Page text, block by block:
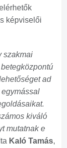
képviselői
szakmai
ad
kiváló
mutatnak e
Kaló Tamás,